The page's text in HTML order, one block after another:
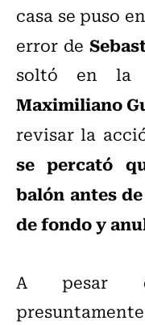
casa se puso
error de
soltó en la
Maximiliano
revisar la
se percató
balón antes
de fondo y
A pesar